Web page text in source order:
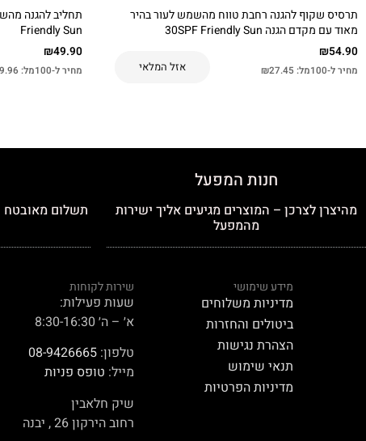
תרסיס שקוף להגנה רחבת טווח מהשמש לעור בהיר
מאוד עם מקדם הגנה 30SPF Friendly Sun
₪54.90
מחיר ל-100מל: ₪27.45 אזל המלאי
Friendly Sun
₪49.90
מחיר ל-100מל:
חנות המפעל
מהיצרן לצרכן – המוצרים מגיעים אליך ישירות
מהמפעל
תשלום מאובטח
מידע שימושי
מדיניות משלוחים
ביטולים והחזרות
הצהרת נגישות
תנאי שימוש
מדיניות הפרטיות
שירות לקוחות
שעות פעילות:
א׳ – ה׳ 8:30-16:30
טלפון:08-9426665
מייל: טופס פניות
שיק חלאבין
רחוב הירקון 26 , יבנה